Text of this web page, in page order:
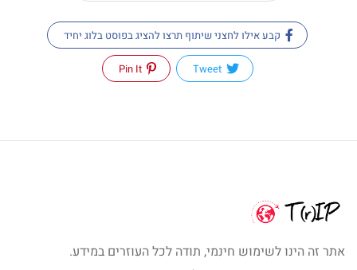
קבע אילו לחצני שיתוף תרצו להציג בפוסט בלוג יחיד
Tweet
Pin It
אתר זה הינו לשימוש חינמי, תודה לכל העוזרים במידע.